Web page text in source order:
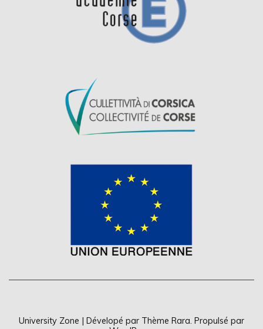
University Zone | Dévelopé par Thème Rara . Propulsé par